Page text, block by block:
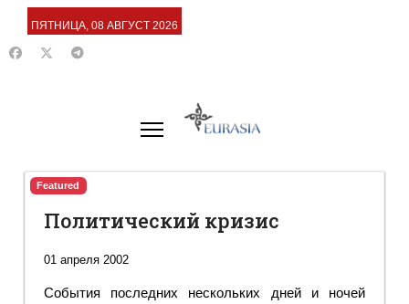
ПЯТНИЦА, 08 АВГУСТ 2026
Featured
Политический кризис
01 апреля 2002
События последних нескольких дней и ночей